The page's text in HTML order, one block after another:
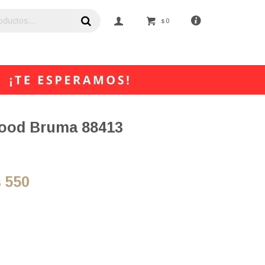
$ 0
Bruma 88413
550